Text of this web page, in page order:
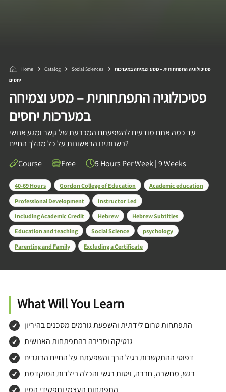
Home Catalog Social Sciences
פסיכולוגיה התפתחותית – מסע וצמיחה במערכות
יחסים
פסיכולוגיה התפתחותית – מסע וצמיחה
במערכות יחסים
עד כמה אתם מודעים להשפעתם המכרעת של קשר ומגע אנושי
בשנותינו הראשונות על כל מהלך החיים?
Course
Free 5 Hours Per Week|9 Weeks
40-69 Hours Gordon College of Education
Academic education
Professional Development
Instructor Led
Including Academic Credit
Hebrew
Hebrew Subtitles
Education and teaching
Social Science
psychology
Parenting and Family
Excluding a Certificate
What Will You Learn
התפתחות טרום לידתית והשפעת גורמים מסכנים בהיריון
גנטיקה וסביבה בהתפתחות האנושית
דפוסי ההתקשרות בגיל הרך והשפעתם על החיים הבוגרים
רגש, מחשבה, חברה, ויסות רגשי והכלה בילדות המוקדמת